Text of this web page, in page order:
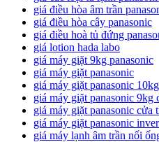
giá điều hòa âm trần
giá điều hòa cây panasonic
giá điều hoà tủ đứng
giá lotion hada labo
giá máy giặt 9kg panasonic
giá máy giặt panasonic
giá máy giặt panasonic
giá máy giặt panasonic 9kg
giá máy giặt panasonic cửa
giá máy giặt panasonic
giá máy lạnh âm trần nối